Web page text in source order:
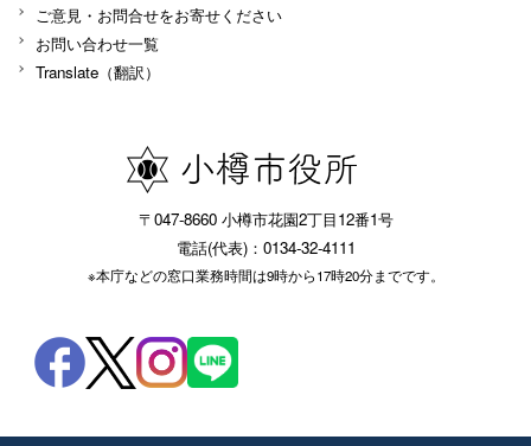
ご意見・お問合せをお寄せください
お問い合わせ一覧
Translate（翻訳）
〒047-8660 小樽市花園2丁目12番1号
電話(代表)：0134-32-4111
※本庁などの窓口業務時間は9時から17時20分までです。